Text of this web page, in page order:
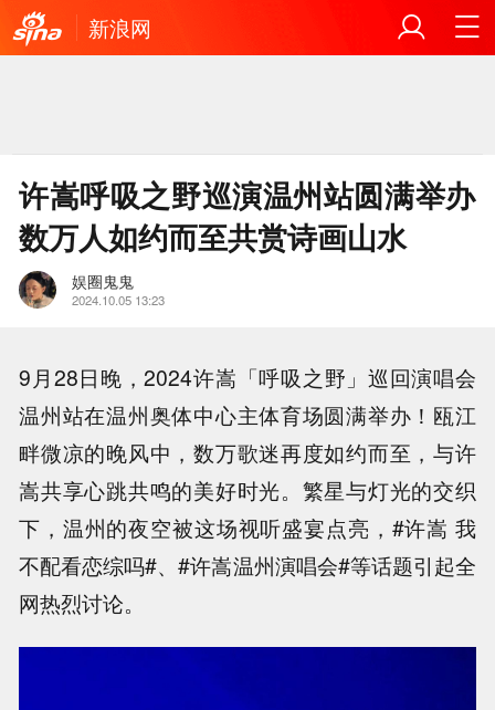
新浪网
许嵩呼吸之野巡演温州站圆满举办
数万人如约而至共赏诗画山水
娱圈鬼鬼
2024.10.05 13:23
9月28日晚，2024许嵩「呼吸之野」巡回演唱会
温州站在温州奥体中心主体育场圆满举办！瓯江
畔微凉的晚风中，数万歌迷再度如约而至，与许
嵩共享心跳共鸣的美好时光。繁星与灯光的交织
下，温州的夜空被这场视听盛宴点亮，#许嵩 我
不配看恋综吗#、#许嵩温州演唱会#等话题引起全
网热烈讨论。